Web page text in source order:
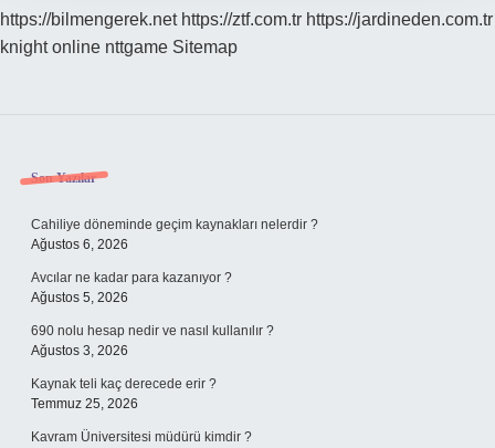
https://bilmengerek.net https://ztf.com.tr https://jardineden.com.tr
knight online nttgame Sitemap
Sidebar
Son Yazılar
Cahiliye döneminde geçim kaynakları nelerdir ?
Ağustos 6, 2026
Avcılar ne kadar para kazanıyor ?
Ağustos 5, 2026
690 nolu hesap nedir ve nasıl kullanılır ?
Ağustos 3, 2026
Kaynak teli kaç derecede erir ?
Temmuz 25, 2026
Kavram Üniversitesi müdürü kimdir ?